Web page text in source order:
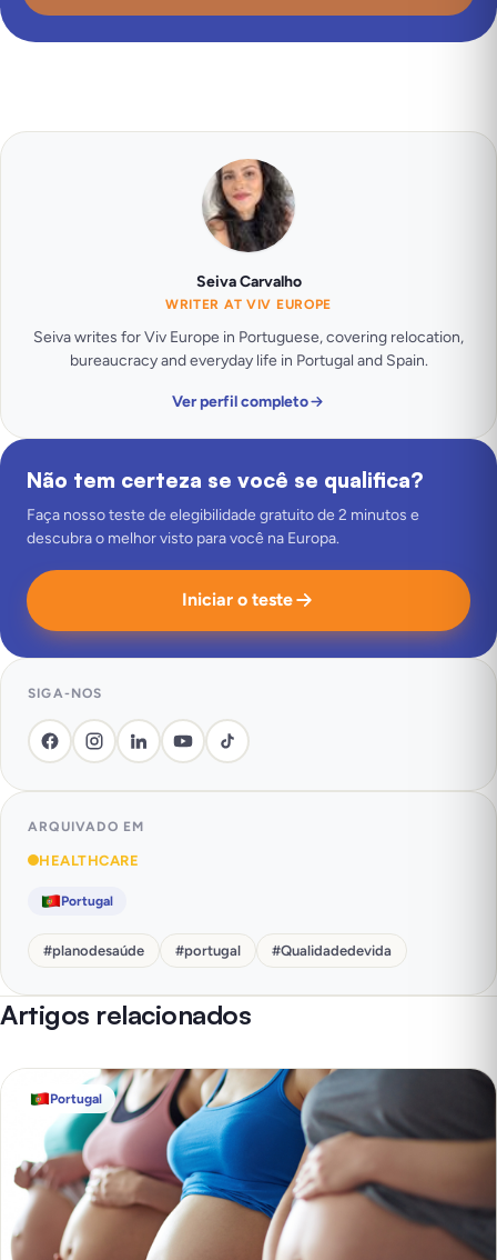
Seiva Carvalho
WRITER AT VIV EUROPE
Seiva writes for Viv Europe in Portuguese, covering relocation,
bureaucracy and everyday life in Portugal and Spain.
Ver perfil completo
Não tem certeza se você se qualifica?
Faça nosso teste de elegibilidade gratuito de 2 minutos e
descubra o melhor visto para você na Europa.
Iniciar o teste
SIGA-NOS
ARQUIVADO EM
HEALTHCARE
Portugal
#planodesaúde #portugal #Qualidadedevida
Artigos relacionados
Portugal